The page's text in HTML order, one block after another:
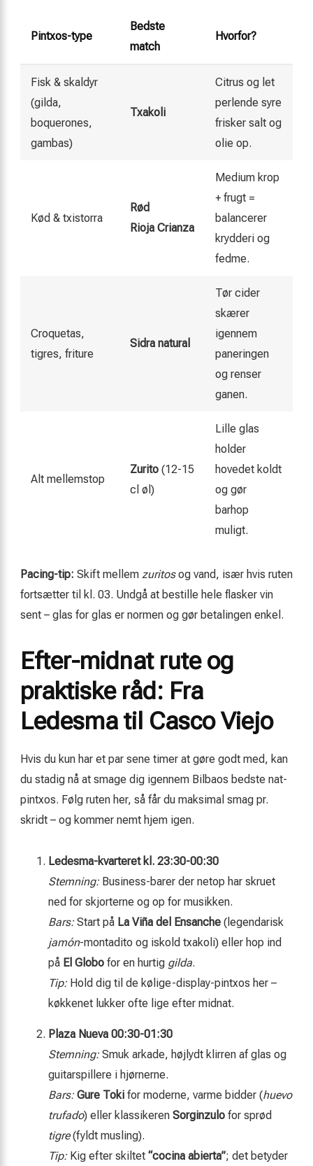
Pintxos-type
Bedste
match
Hvorfor?
Fisk & skaldyr
(gilda,
boquerones,
gambas)
Txakoli
Citrus og let
perlende syre
frisker salt og
olie op.
Kød & txistorra
Rød
Rioja Crianza
Medium krop
+ frugt =
balancerer
krydderi og
fedme.
Croquetas,
tigres, friture
Sidra natural
Tør cider
skærer
igennem
paneringen
og renser
ganen.
Alt mellemstop
Zurito (12-15
cl øl)
Lille glas
holder
hovedet koldt
og gør
barhop
muligt.
Pacing-tip: Skift mellem zuritosog vand, især hvis ruten
fortsætter til kl. 03. Undgå at bestille hele flasker vin
sent – glas for glas er normen og gør betalingen enkel.
Efter-midnat rute og
praktiske råd: Fra
Ledesma til Casco Viejo
Hvis du kun har et par sene timer at gøre godt med, kan
du stadig nå at smage dig igennem Bilbaos bedste nat-
pintxos. Følg ruten her, så får du maksimal smag pr.
skridt – og kommer nemt hjem igen.
Ledesma-kvarteret kl. 23:30-00:30
Stemning: Business-barer der netop har skruet
ned for skjorterne og op for musikken.
Bars: Start på La Viña del Ensanche (legendarisk
jamón-montadito og iskold txakoli) eller hop ind
på El Globo for en hurtig gilda.
Tip: Hold dig til de kølige-display-pintxos her –
køkkenet lukker ofte lige efter midnat.
Plaza Nueva 00:30-01:30
Stemning: Smuk arkade, højlydt klirren af glas og
guitarspillere i hjørnerne.
Bars: Gure Toki for moderne, varme bidder (huevo
trufado) eller klassikeren Sorginzulo for sprød
tigre(fyldt musling).
Tip: Kig efter skiltet “cocina abierta”; det betyder